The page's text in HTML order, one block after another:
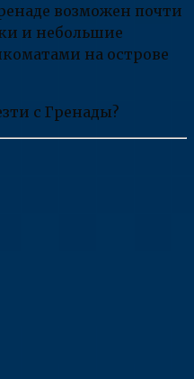
возможен почти
и небольшие
на острове
с Гренады?